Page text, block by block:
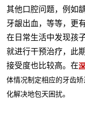
其他口腔问题，例如
牙龈出血，等等，更
在日常生活中发现孩
就进行干预治疗，此
接受度也比较高。在
体情况制定相应的牙齿
化解决地包天困扰。